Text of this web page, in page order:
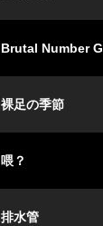
Brutal Number
裸足の季節
喂？
排水管